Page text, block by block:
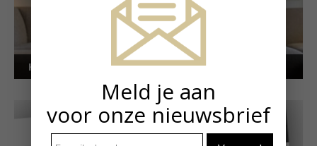
Kunstuitleen voor particulieren
Meld je aan
voor onze nieuwsbrief